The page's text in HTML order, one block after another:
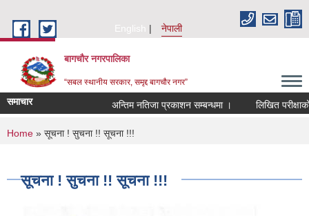
English
नेपाली
बागचौर नगरपालिका
“सबल स्थानीय सरकार, समृद्द बागचौर नगर”
समाचार अन्तिम नतिजा प्रकाशन सम्बन्धमा । लिखित
You are here
Home » सूचना ! सुचना !! सूचना !!!
सूचना ! सुचना !! सूचना !!!